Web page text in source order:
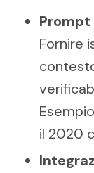
Prompt
Fornire
il 2020